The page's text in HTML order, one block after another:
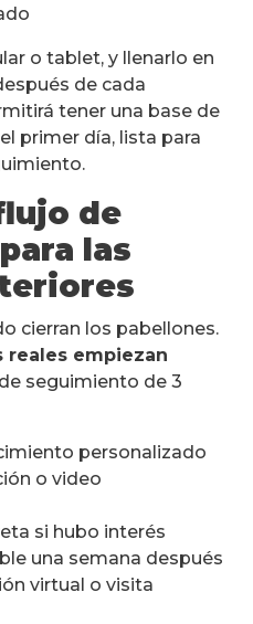
o tablet, y llenarlo en
de cada
tener una base de
primer día, lista para
de
las
cierran los pabellones.
reales empiezan
seguimiento de 3
personalizado
o video
si hubo interés
una semana después
virtual o visita